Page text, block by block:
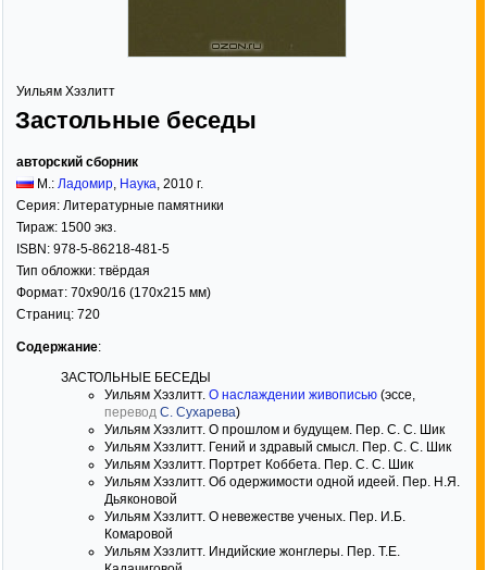
Уильям Хэзлитт
Застольные беседы
авторский сборник
М.: Ладомир, Наука, 2010 г.
Серия: Литературные памятники
Тираж: 1500 экз.
ISBN: 978-5-86218-481-5
Тип обложки: твёрдая
Формат: 70x90/16 (170x215 мм)
Страниц: 720
Содержание:
ЗАСТОЛЬНЫЕ БЕСЕДЫ
Уильям Хэзлитт. О наслаждении живописью (эссе,
перевод С. Сухарева)
Уильям Хэзлитт. О прошлом и будущем. Пер. С. С. Шик
Уильям Хэзлитт. Гений и здравый смысл. Пер. С. С. Шик
Уильям Хэзлитт. Портрет Коббета. Пер. С. С. Шик
Уильям Хэзлитт. Об одержимости одной идеей. Пер. Н.Я.
Дьяконовой
Уильям Хэзлитт. О невежестве ученых. Пер. И.Б.
Комаровой
Уильям Хэзлитт. Индийские жонглеры. Пер. Т.Е.